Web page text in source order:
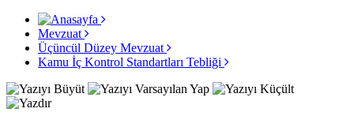
Mevzuat
Üçüncül Düzey Mevzuat
Kamu İç Kontrol Standartları Tebliği